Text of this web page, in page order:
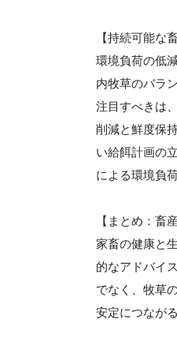
【持続可能な
環境負荷の低
内牧草のバラ
注目すべきは
削減と鮮度保
い給餌計画の
による環境負
【まとめ：畜
家畜の健康と
的なアドバイ
でなく、牧草
安定につなが